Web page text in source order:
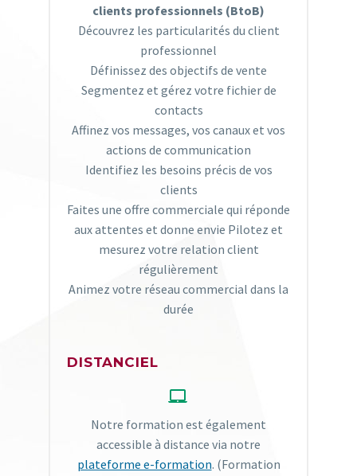
clients professionnels (BtoB)
Découvrez les particularités du client
professionnel
Définissez des objectifs de vente
Segmentez et gérez votre fichier de
contacts
Affinez vos messages, vos canaux et vos
actions de communication
Identifiez les besoins précis de vos
clients
Faites une offre commerciale qui réponde
aux attentes et donne envie Pilotez et
mesurez votre relation client
régulièrement
Animez votre réseau commercial dans la
durée
DISTANCIEL


Notre formation est également
accessible à distance via notre
plateforme e-formation. (Formation